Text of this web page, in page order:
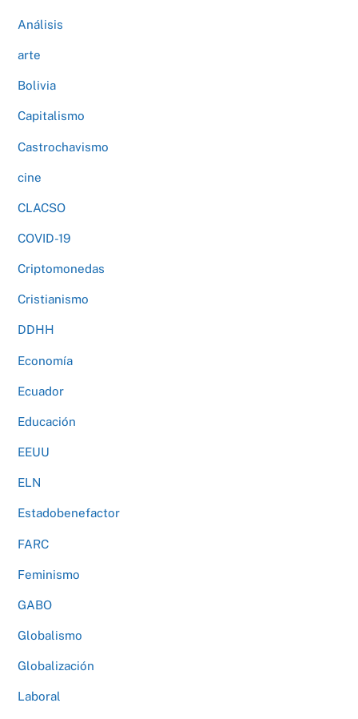
Análisis
arte
Bolivia
Capitalismo
Castrochavismo
cine
CLACSO
COVID-19
Criptomonedas
Cristianismo
DDHH
Economía
Ecuador
Educación
EEUU
ELN
Estadobenefactor
FARC
Feminismo
GABO
Globalismo
Globalización
Laboral